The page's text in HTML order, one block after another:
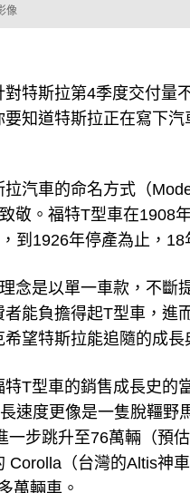
像
對特斯拉第4季度交付量
知道特斯拉正在寫下汽
拉汽車的命名方式（
致敬。福特T型車在
到1926年停產為止，
念是以單一車款，不斷
能負擔得起T型車，進
望特斯拉能追隨的成長
特T型車的銷售成長史的
速度更像是一隻脫韁野
一步跳升至76萬輛（預
Corolla（台灣的Altis神
萬輛車。